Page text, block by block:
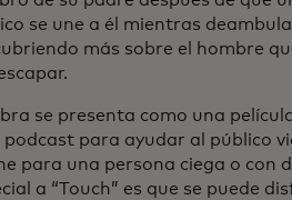
se une a él mientras
más sobre el hombre
se presenta como una
podcast para ayudar al público
para una persona ciega o con
a “Touch” es que se puede